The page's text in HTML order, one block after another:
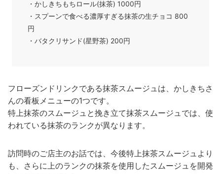
・かしきちもちロール(抹茶) 1000円
・スプーンで食べる濃厚すぎる抹茶の生チョコ 800
円
・バタクリサンド(星野茶) 200円
フローズンドリンクである抹茶スムージュは、かしきちさ
んの看板メニューの1つです。
特上抹茶のスムージュと挽き立て抹茶スムージュでは、使
われている抹茶のランクが異なります。
訪問時のご店主のお話では、今後特上抹茶スムージュより
も、さらに上のランクの抹茶を使用したスムージュを開発